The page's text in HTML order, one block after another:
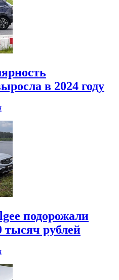
в 2024 году
подорожали
тысяч рублей